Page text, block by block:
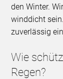
den Winter.
winddicht
zuverlässig
Wie
Regen?